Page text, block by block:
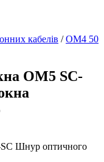
кабелів /OM4 50
OM5 SC-